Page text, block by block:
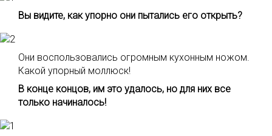
Вы видите, как упорно они пытались его открыть?
Они воспользовались огромным кухонным ножом.
Какой упорный моллюск!
В конце концов, им это удалось, но для них все
только начиналось!